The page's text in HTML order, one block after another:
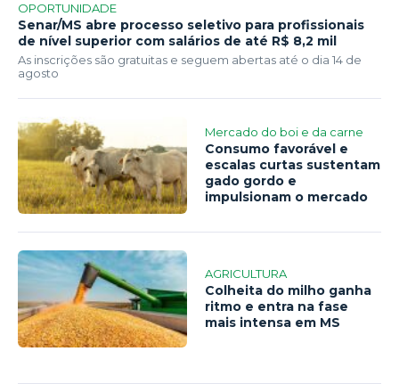
OPORTUNIDADE
Senar/MS abre processo seletivo para profissionais
de nível superior com salários de até R$ 8,2 mil
As inscrições são gratuitas e seguem abertas até o dia 14 de
agosto
Mercado do boi e da carne
Consumo favorável e
escalas curtas sustentam
gado gordo e
impulsionam o mercado
AGRICULTURA
Colheita do milho ganha
ritmo e entra na fase
mais intensa em MS